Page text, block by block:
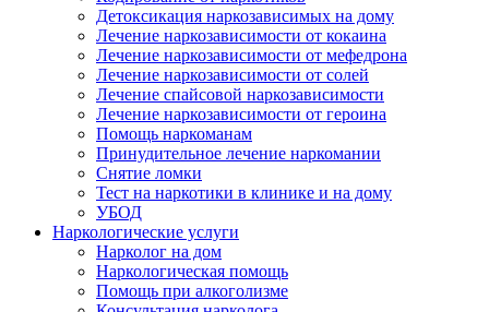
Детоксикация наркозависимых на дому
Лечение наркозависимости от кокаина
Лечение наркозависимости от мефедрона
Лечение наркозависимости от солей
Лечение спайсовой наркозависимости
Лечение наркозависимости от героина
Помощь наркоманам
Принудительное лечение наркомании
Снятие ломки
Тест на наркотики в клинике и на дому
УБОД
Наркологические услуги
Нарколог на дом
Наркологическая помощь
Помощь при алкоголизме